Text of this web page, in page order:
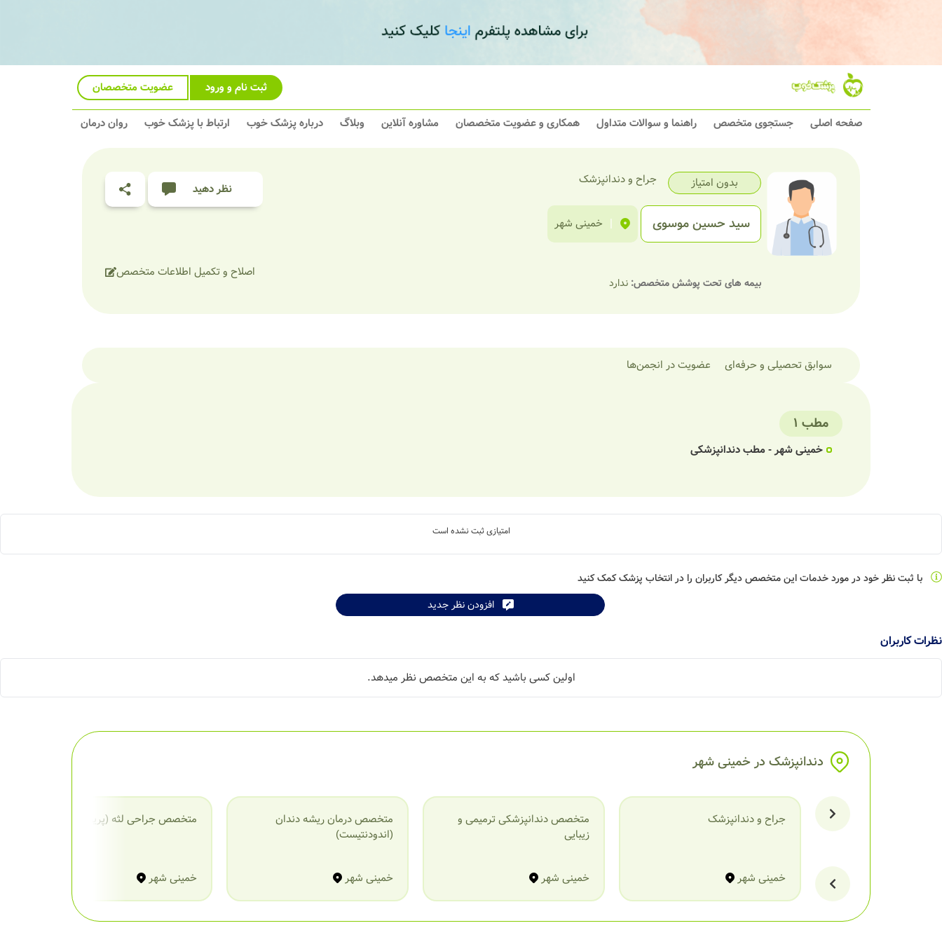
ثبت نام و ورود عضویت متخصصان
صفحه اصلی جستجوی متخصص راهنما و سوالات متداول همکاری و عضویت متخصصان مشاوره آنلاین وبلاگ درباره پزشک خوب ارتباط با پزشک خوب روان درمان
بدون امتیاز جراح و دندانپزشک
سید حسین موسوی | خمینی شهر
بیمه های تحت پوشش متخصص:ندارد
نظر دهید
اصلاح و تکمیل اطلاعات متخصص
سوابق تحصیلی و حرفه‌ای عضویت در انجمن‌ها
مطب 1
خمینی شهر - مطب دندانپزشکی
امتیازی ثبت نشده است
با ثبت نظر خود در مورد خدمات این متخصص دیگر کاربران را در انتخاب پزشک کمک کنید
افزودن نظر جدید
نظرات کاربران
اولین کسی باشید که به این متخصص نظر میدهد.
دندانپزشک در خمینی شهر
جراح و دندانپزشک
خمینی شهر
متخصص دندانپزشکی ترمیمی و
زیبایی
خمینی شهر
متخصص درمان ریشه دندان
(اندودنتیست)
خمینی شهر
متخصص جراحی لثه (پریودنتیست)
خمینی شهر